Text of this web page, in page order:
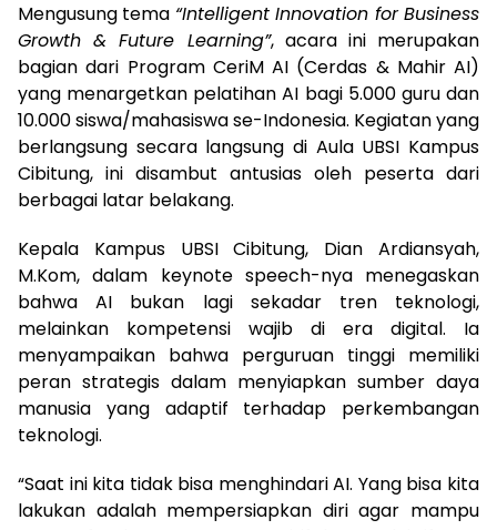
Mengusung tema “Intelligent Innovation for Business
Growth & Future Learning”, acara ini merupakan
bagian dari Program CeriM AI (Cerdas & Mahir AI)
yang menargetkan pelatihan AI bagi 5.000 guru dan
10.000 siswa/mahasiswa se-Indonesia. Kegiatan yang
berlangsung secara langsung di Aula UBSI Kampus
Cibitung, ini disambut antusias oleh peserta dari
berbagai latar belakang.
Kepala Kampus UBSI Cibitung, Dian Ardiansyah,
M.Kom, dalam keynote speech-nya menegaskan
bahwa AI bukan lagi sekadar tren teknologi,
melainkan kompetensi wajib di era digital. Ia
menyampaikan bahwa perguruan tinggi memiliki
peran strategis dalam menyiapkan sumber daya
manusia yang adaptif terhadap perkembangan
teknologi.
“Saat ini kita tidak bisa menghindari AI. Yang bisa kita
lakukan adalah mempersiapkan diri agar mampu